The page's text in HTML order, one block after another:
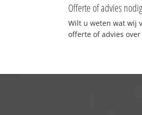
Offerte of advies
Wilt u weten wat wij
offerte of advies over